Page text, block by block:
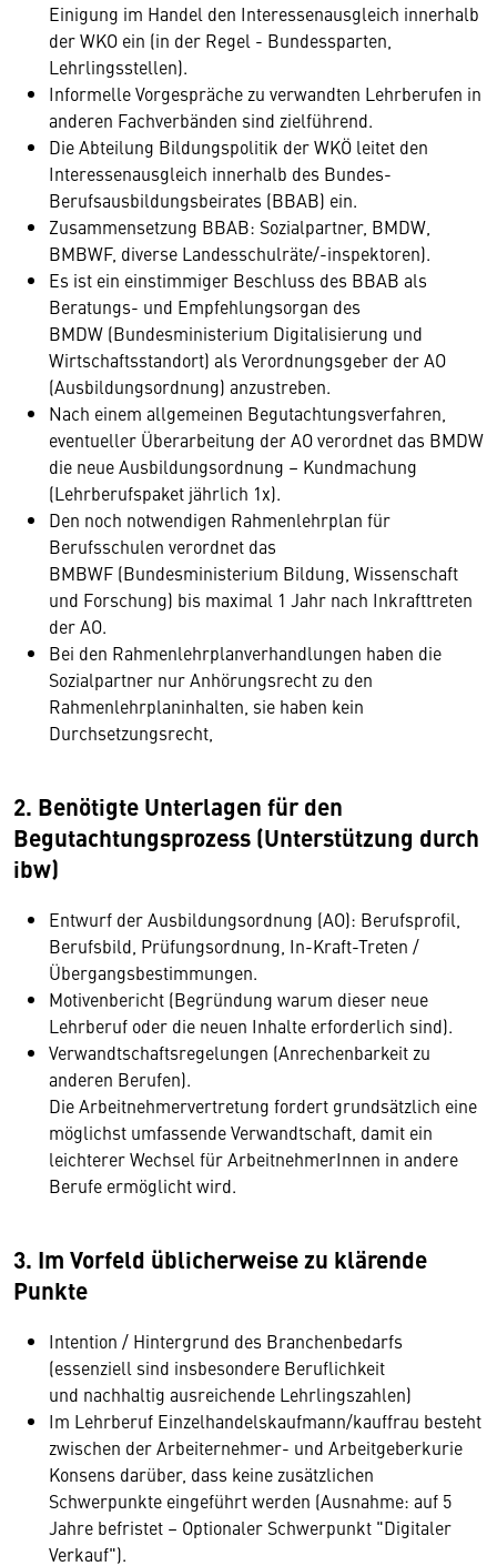
Einigung im Handel den Interessenausgleich innerhalb
der WKO ein (in der Regel - Bundessparten,
Lehrlingsstellen).
Informelle Vorgespräche zu verwandten Lehrberufen in
anderen Fachverbänden sind zielführend.
Die Abteilung Bildungspolitik der WKÖ leitet den
Interessenausgleich innerhalb des Bundes-
Berufsausbildungsbeirates (BBAB) ein.
Zusammensetzung BBAB: Sozialpartner, BMDW,
BMBWF, diverse Landesschulräte/-inspektoren).
Es ist ein einstimmiger Beschluss des BBAB als
Beratungs- und Empfehlungsorgan des
BMDW (Bundesministerium Digitalisierung und
Wirtschaftsstandort) als Verordnungsgeber der AO
(Ausbildungsordnung) anzustreben.
Nach einem allgemeinen Begutachtungsverfahren,
eventueller Überarbeitung der AO verordnet das BMDW
die neue Ausbildungsordnung – Kundmachung
(Lehrberufspaket jährlich 1x).
Den noch notwendigen Rahmenlehrplan für
Berufsschulen verordnet das
BMBWF (Bundesministerium Bildung, Wissenschaft
und Forschung) bis maximal 1 Jahr nach Inkrafttreten
der AO.
Bei den Rahmenlehrplanverhandlungen haben die
Sozialpartner nur Anhörungsrecht zu den
Rahmenlehrplaninhalten, sie haben kein
Durchsetzungsrecht,
2. Benötigte Unterlagen für den
Begutachtungsprozess (Unterstützung durch
ibw)
Entwurf der Ausbildungsordnung (AO): Berufsprofil,
Berufsbild, Prüfungsordnung, In-Kraft-Treten /
Übergangsbestimmungen.
Motivenbericht (Begründung warum dieser neue
Lehrberuf oder die neuen Inhalte erforderlich sind).
Verwandtschaftsregelungen (Anrechenbarkeit zu
anderen Berufen).
Die Arbeitnehmervertretung fordert grundsätzlich eine
möglichst umfassende Verwandtschaft, damit ein
leichterer Wechsel für ArbeitnehmerInnen in andere
Berufe ermöglicht wird.
3. Im Vorfeld üblicherweise zu klärende
Punkte
Intention / Hintergrund des Branchenbedarfs
(essenziell sind insbesondere Beruflichkeit
und nachhaltig ausreichende Lehrlingszahlen)
Im Lehrberuf Einzelhandelskaufmann/kauffrau besteht
zwischen der Arbeiternehmer- und Arbeitgeberkurie
Konsens darüber, dass keine zusätzlichen
Schwerpunkte eingeführt werden (Ausnahme: auf 5
Jahre befristet – Optionaler Schwerpunkt "Digitaler
Verkauf").